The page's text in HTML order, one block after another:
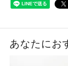
あなたにお